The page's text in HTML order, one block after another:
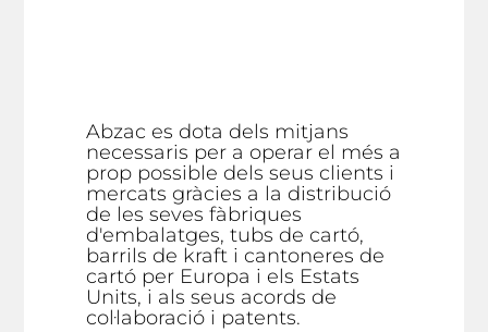
Abzac es dota dels mitjans
necessaris per a operar el més a
prop possible dels seus clients i
mercats gràcies a la distribució
de les seves fàbriques
d'embalatges, tubs de cartó,
barrils de kraft i cantoneres de
cartó per Europa i els Estats
Units, i als seus acords de
col·laboració i patents.